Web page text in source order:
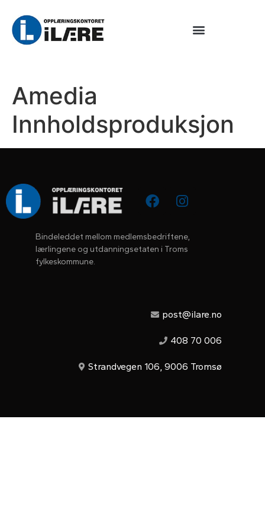
Amedia
Innholdsproduksjon
Bindeleddet mellom medlemsbedriftene,
lærlingene og utdanningsetaten i Troms
fylkeskommune.
post@ilare.no
408 70 006
Strandvegen 106, 9006 Tromsø